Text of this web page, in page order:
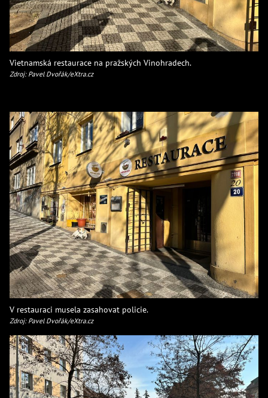
Vietnamská restaurace na pražských Vinohradech.
Zdroj: Pavel Dvořák/eXtra.cz
V restauraci musela zasahovat policie.
Zdroj: Pavel Dvořák/eXtra.cz